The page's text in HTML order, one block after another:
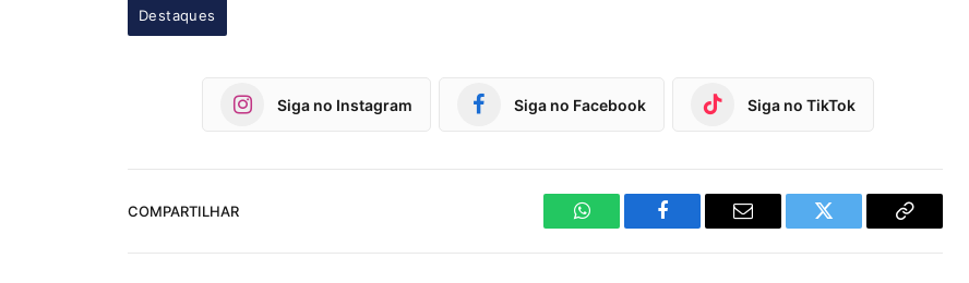
Destaques
Siga no Instagram Siga no Facebook Siga no TikTok
COMPARTILHAR
WhatsAppFacebook Email Twitter
Copy